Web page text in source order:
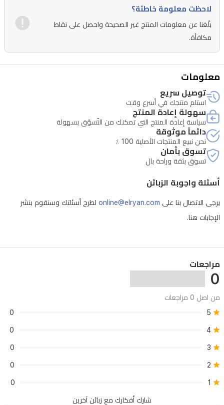
لاحظت معلومة خاطئة؟
بلّغنا عن معلومات المنتج غير الصحيحة واحصل على نقاط
مكافأة.
معلومات
توصيل سريع
استلم منتجك في أسرع وقت
سهولة إعادة المنتج
سياسة إعادة المنتج التي تمكنك من التّسوّق بسهولة
دائماً موثوقة
نحن نبيع المنتجات الأصلية 100 ٪
تسوق بأمان
تسوق بثقة وراحة بال
أسئلة واجوبة الزبائن
يرجى الاتصال بنا على online@elryan.com لطرح أسئلتك وسنقوم بنشر
الإجابات هنا.
مراجعات
0
من اصل 0 مراجعات
5
0
4
0
3
0
2
0
1
0
شارك أفكارك مع زبائن آخرين